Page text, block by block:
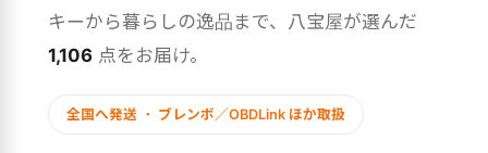
キーから暮らしの逸品まで、八宝屋が選んだ
1,106 点をお届け。
全国へ発送 ・ ブレンボ／OBDLink ほか取扱